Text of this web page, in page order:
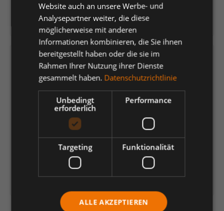
Artikelnummer:
K0442077
4019346017968
Versandfertig in 2 Tagen, Lieferzeit 1-3 Tage
360,14 €
je Verp.-Einheit (20 Stück) | 1 Stück (
Preis-/Mengenrechner
Anzahl verringern Anzahl erhöhen
In den Warenkorb
Website auch an unsere Werbe- und
Analysepartner weiter, die diese
möglicherweise mit anderen
Informationen kombinieren, die Sie ihnen
bereitgestellt haben oder die sie im
Rahmen Ihrer Nutzung ihrer Dienste
gesammelt haben. Datenschutzrichtlinie
Unbedingt
erforderlich
Performance
Targeting Funktionalität
ALLE AKZEPTIEREN